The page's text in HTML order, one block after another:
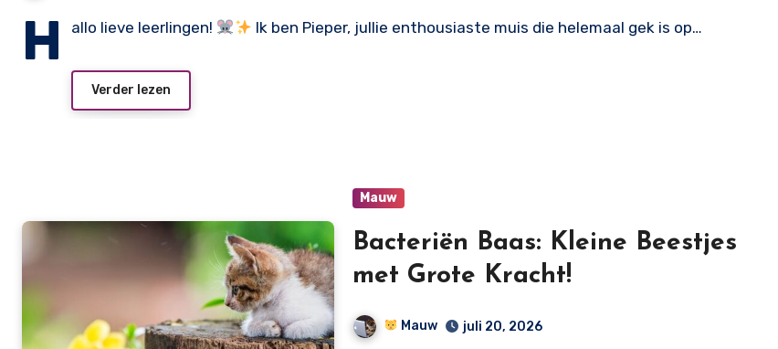
H allo lieve leerlingen! Ik ben Pieper, jullie enthousiaste muis die helemaal gek is op…
Verder lezen
Mauw
Bacteriën Baas: Kleine Beestjes
met Grote Kracht!
Mauw juli 20, 2026